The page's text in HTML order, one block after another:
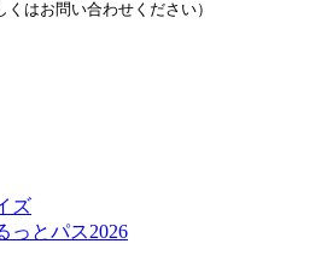
はお問い合わせください）